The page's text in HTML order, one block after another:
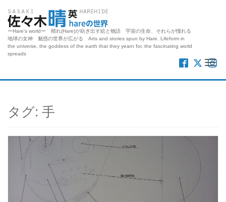
ーHare's worldー 晴れ(Hare)が紡ぎ出す絵と物語 宇宙の生命、それらが憧れる
地球の女神 魅惑の世界が広がる Arts and stories spun by Hare. Lifeform in
the universe, the goddess of the earth that they yearn for, the fascinating world
spreads
タグ: 手